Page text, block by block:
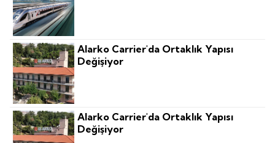
Alarko Carrier'da Ortaklık Yapısı
Değişiyor
Alarko Carrier'da Ortaklık Yapısı
Değişiyor